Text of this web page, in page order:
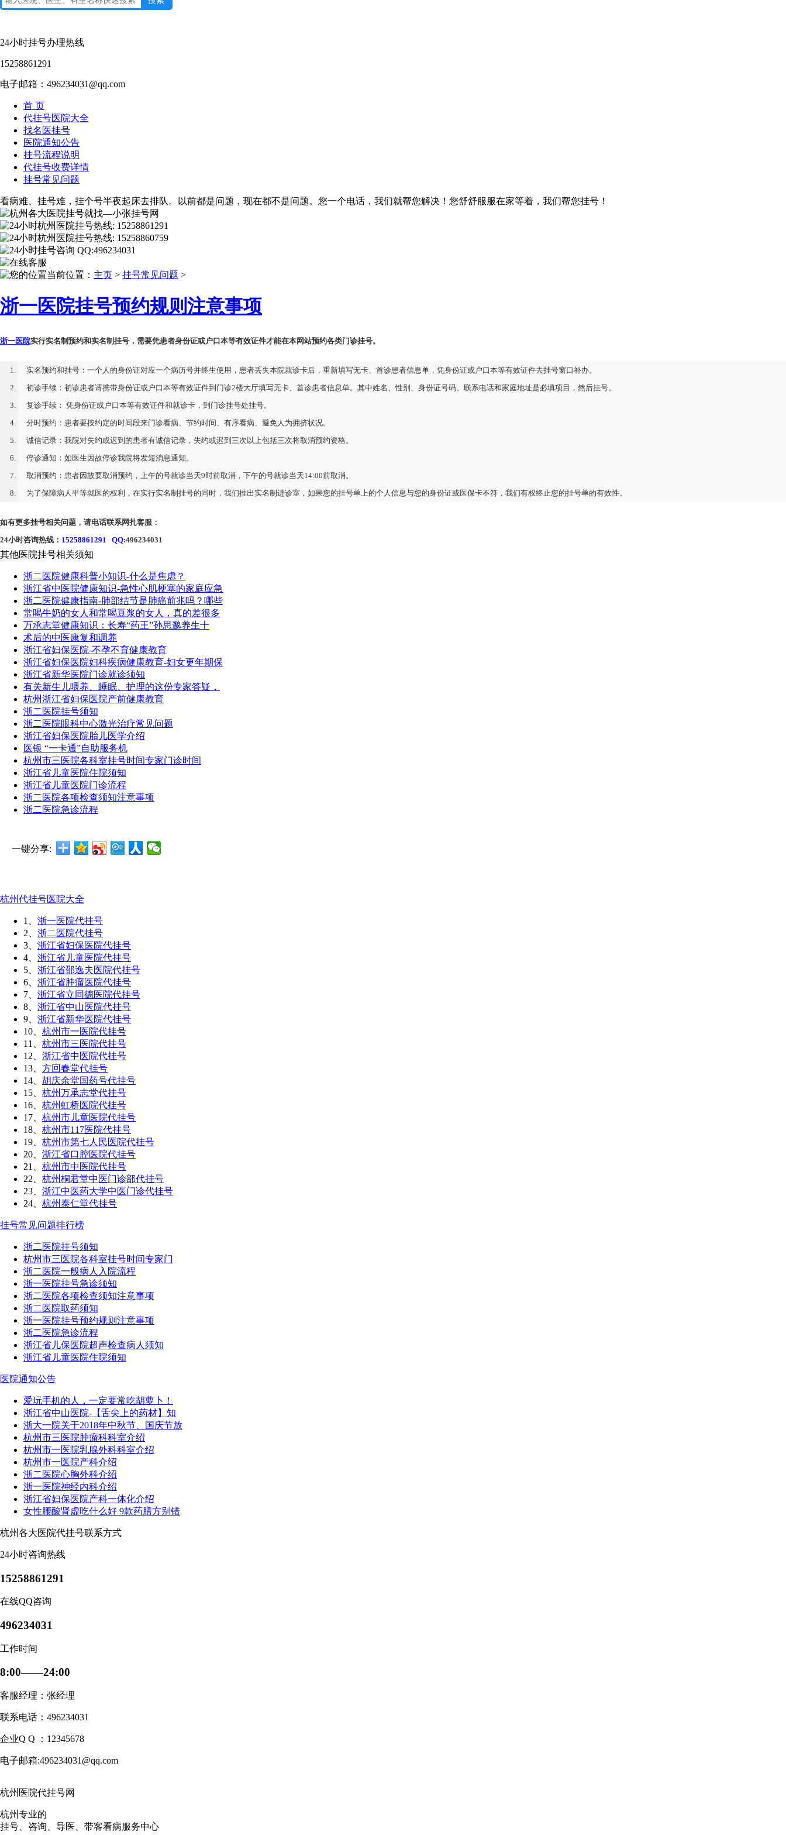
24小时挂号办理热线
15258861291
电子邮箱：496234031@qq.com
首 页
代挂号医院大全
找名医挂号
医院通知公告
挂号流程说明
代挂号收费详情
挂号常见问题
看病难、挂号难，挂个号半夜起床去排队。以前都是问题，现在都不是问题。您一个电话，我们就帮您解决！您舒舒服服在家等着，我们帮您挂号！
当前位置 ： 主页 > 挂号常见问题 >
浙一医院挂号预约规则注意事项
浙一医院实行实名制预约和实名制挂号，需要凭患者身份证或户口本等有效证件才能在本网站预约各类门诊挂号。
实名预约和挂号：一个人的身份证对应一个病历号并终生使用，患者丢失本院就诊卡后，重新填写无卡、首诊患者信息单，凭身份证或户口本等有效证件去挂号窗口补办。
初诊手续：初诊患者请携带身份证或户口本等有效证件到门诊2楼大厅填写无卡、首诊患者信息单。其中姓名、性别、身份证号码、联系电话和家庭地址是必填项目，然后挂号。
复诊手续： 凭身份证或户口本等有效证件和就诊卡，到门诊挂号处挂号。
分时预约：患者要按约定的时间段来门诊看病、节约时间、有序看病、避免人为拥挤状况。
诚信记录：我院对失约或迟到的患者有诚信记录，失约或迟到三次以上包括三次将取消预约资格。
停诊通知：如医生因故停诊我院将发短消息通知。
取消预约：患者因故要取消预约，上午的号就诊当天9时前取消，下午的号就诊当天14:00前取消。
为了保障病人平等就医的权利，在实行实名制挂号的同时，我们推出实名制进诊室，如果您的挂号单上的个人信息与您的身份证或医保卡不符，我们有权终止您的挂号单的有效性。
如有更多挂号相关问题，请电话联系网扎客服：
24小时咨询热线： 15258861291 QQ:496234031
其他医院挂号相关须知
浙二医院健康科普小知识-什么是焦虑？
浙江省中医院健康知识-急性心肌梗塞的家庭应急
浙二医院健康指南-肺部结节是肺癌前兆吗？哪些
常喝牛奶的女人和常喝豆浆的女人，真的差很多
万承志堂健康知识：长寿“药王”孙思邈养生十
术后的中医康复和调养
浙江省妇保医院-不孕不育健康教育
浙江省妇保医院妇科疾病健康教育-妇女更年期保
浙江省新华医院门诊就诊须知
有关新生儿喂养、睡眠、护理的这份专家答疑，
杭州浙江省妇保医院产前健康教育
浙二医院挂号须知
浙二医院眼科中心激光治疗常见问题
浙江省妇保医院胎儿医学介绍
医银 “一卡通”自助服务机
杭州市三医院各科室挂号时间专家门诊时间
浙江省儿童医院住院须知
浙江省儿童医院门诊流程
浙二医院各项检查须知注意事项
浙二医院急诊流程
一键分享:
杭州代挂号医院大全
1、 浙一医院代挂号
2、 浙二医院代挂号
3、 浙江省妇保医院代挂号
4、 浙江省儿童医院代挂号
5、 浙江省邵逸夫医院代挂号
6、 浙江省肿瘤医院代挂号
7、 浙江省立同德医院代挂号
8、 浙江省中山医院代挂号
9、 浙江省新华医院代挂号
10、 杭州市一医院代挂号
11、 杭州市三医院代挂号
12、 浙江省中医院代挂号
13、 方回春堂代挂号
14、 胡庆余堂国药号代挂号
15、 杭州万承志堂代挂号
16、 杭州虹桥医院代挂号
17、 杭州市儿童医院代挂号
18、 杭州市117医院代挂号
19、 杭州市第七人民医院代挂号
20、 浙江省口腔医院代挂号
21、 杭州市中医院代挂号
22、 杭州桐君堂中医门诊部代挂号
23、 浙江中医药大学中医门诊代挂号
24、 杭州泰仁堂代挂号
挂号常见问题排行榜
浙二医院挂号须知
杭州市三医院各科室挂号时间专家门
浙二医院一般病人入院流程
浙一医院挂号急诊须知
浙二医院各项检查须知注意事项
浙二医院取药须知
浙一医院挂号预约规则注意事项
浙二医院急诊流程
浙江省儿保医院超声检查病人须知
浙江省儿童医院住院须知
医院通知公告
爱玩手机的人，一定要常吃胡萝卜！
浙江省中山医院-【舌尖上的药材】知
浙大一院关于2018年中秋节、国庆节放
杭州市三医院肿瘤科科室介绍
杭州市一医院乳腺外科科室介绍
杭州市一医院产科介绍
浙二医院心胸外科介绍
浙一医院神经内科介绍
浙江省妇保医院产科一体化介绍
女性腰酸肾虚吃什么好 9款药膳方别错
杭州各大医院代挂号联系方式
24小时咨询热线
15258861291
在线QQ咨询
496234031
工作时间
8:00——24:00
客服经理：张经理
联系电话： 496234031
企业Q Q ：12345678
电子邮箱:496234031@qq.com
杭州医院代挂号网
杭州专业的
挂号、咨询、导医、带客看病服务中心